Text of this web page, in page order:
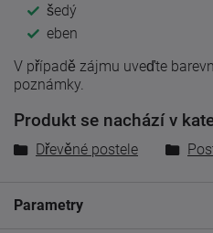
šedý
eben
V případě zájmu uveďte
poznámky.
Produkt se nachází v
Dřevěné postele
Parametry